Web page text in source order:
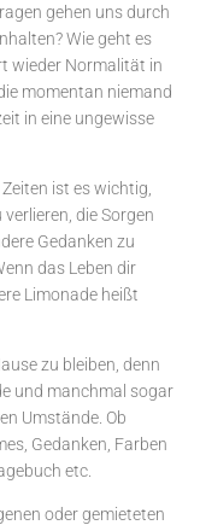
gehen uns durch
Wie geht es
wieder Normalität in
momentan niemand
in eine ungewisse
ist es wichtig,
die Sorgen
Gedanken zu
das Leben dir
Limonade heißt
zu bleiben, denn
und manchmal sogar
Umstände. Ob
Gedanken, Farben
etc.
oder gemieteten